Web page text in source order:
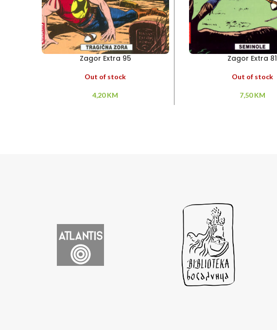
Zagor Extra 95
Out of stock
4,20KM
Zagor Extra 81
Out of stock
7,50KM